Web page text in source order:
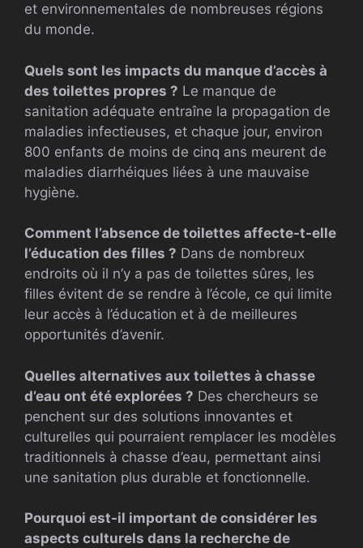
et environnementales de nombreuses régions
du monde.
Quels sont les impacts du manque d’accès à
des toilettes propres ? Le manque de
sanitation adéquate entraîne la propagation de
maladies infectieuses, et chaque jour, environ
800 enfants de moins de cinq ans meurent de
maladies diarrhéiques liées à une mauvaise
hygiène.
Comment l’absence de toilettes affecte-t-elle
l’éducation des filles ? Dans de nombreux
endroits où il n’y a pas de toilettes sûres, les
filles évitent de se rendre à l’école, ce qui limite
leur accès à l’éducation et à de meilleures
opportunités d’avenir.
Quelles alternatives aux toilettes à chasse
d’eau ont été explorées ? Des chercheurs se
penchent sur des solutions innovantes et
culturelles qui pourraient remplacer les modèles
traditionnels à chasse d’eau, permettant ainsi
une sanitation plus durable et fonctionnelle.
Pourquoi est-il important de considérer les
aspects culturels dans la recherche de